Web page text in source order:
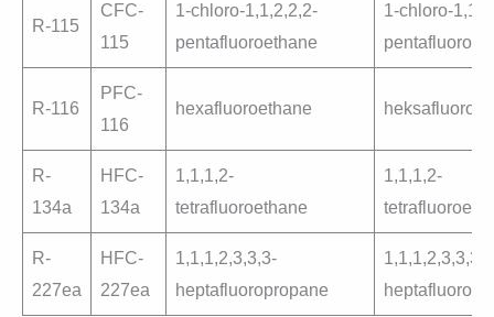
R-115
CFC-
115
1-chloro-1,1,2,2,2-
pentafluoroethane
1-chloro-
R-116
PFC-
116
hexafluoroethane
R-
134a
HFC-
134a
1,1,1,2-
tetrafluoroethane
1,1,1,2-
R-
227ea
HFC-
227ea
1,1,1,2,3,3,3-
heptafluoropropane
1,1,1,2,3,3,3-